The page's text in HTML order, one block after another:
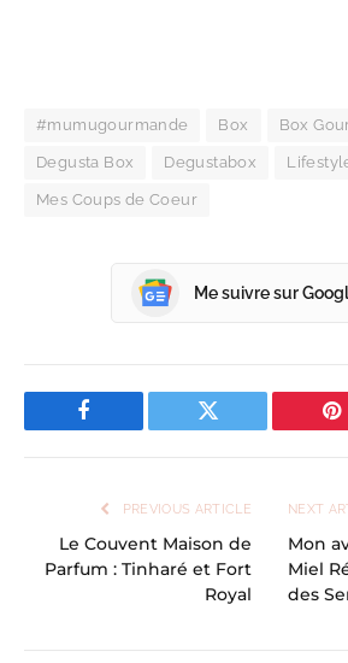
#mumugourmande Box Box
Degusta Box Degustabox
Mes Coups de Coeur
Me suivre sur
Facebook Twitter
PREVIOUS ARTICLE
Le Couvent Maison de
Parfum : Tinharé et Fort
Royal
NEXT
Mon
Miel
des